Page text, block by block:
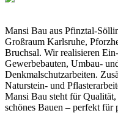
Mansi Bau aus Pfinztal-
Großraum Karlsruhe,
Bruchsal. Wir realisieren
Gewerbebauten, Umbau-
Denkmalschutzarbeiten.
Naturstein- und
Mansi Bau steht für
schönes Bauen – perfekt für